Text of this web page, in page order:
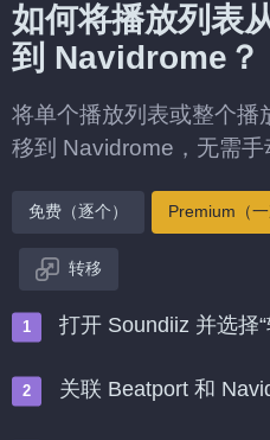
如何将播放列表
到 Navidrome？
将单个播放列表或整个播
移到 Navidrome，无需手
免费（逐个） Premium（一
转移
打开 Soundiiz 并选择
关联 Beatport 和